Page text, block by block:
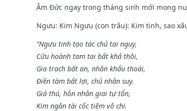
Âm Đức ngay trong tháng sinh mới mong
Ngưu: Kim Ngưu (con trâu): Kim tinh, sao
“Ngưu tinh tạo tác chủ tai nguy,
Cửu hoành tam tai bất khả thôi,
Gia trạch bất an, nhân khẩu thoái,
Điền tàm bất lợi, chủ nhân suy.
Giá thú, hôn nhân giai tự tổn,
Kim ngân tài cốc tiệm vô chi.